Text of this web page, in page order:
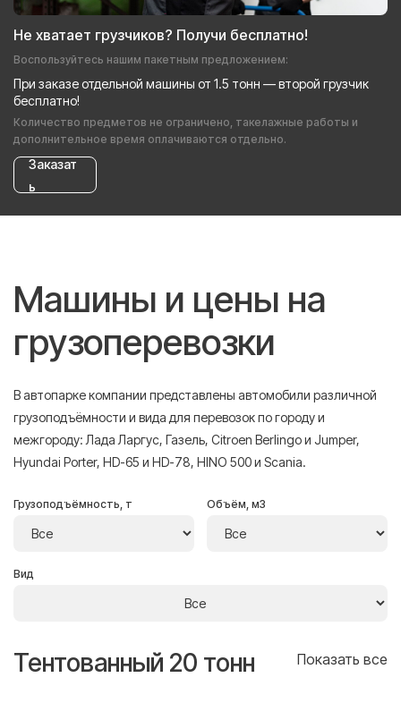
Не хватает грузчиков? Получи бесплатно!
Воспользуйтесь нашим пакетным предложением:
При заказе отдельной машины от 1.5 тонн — второй грузчик
бесплатно!
Количество предметов не ограничено, такелажные работы и
дополнительное время оплачиваются отдельно.
Заказат
ь
Машины и цены на
грузоперевозки
В автопарке компании представлены автомобили различной
грузоподъёмности и вида для перевозок по городу и
межгороду: Лада Ларгус, Газель, Citroen Berlingo и Jumper,
Hyundai Porter, HD-65 и HD-78, HINO 500 и Scania.
Грузоподъёмность, т Объём, м3
Вид
Тентованный 20 тонн Показать все